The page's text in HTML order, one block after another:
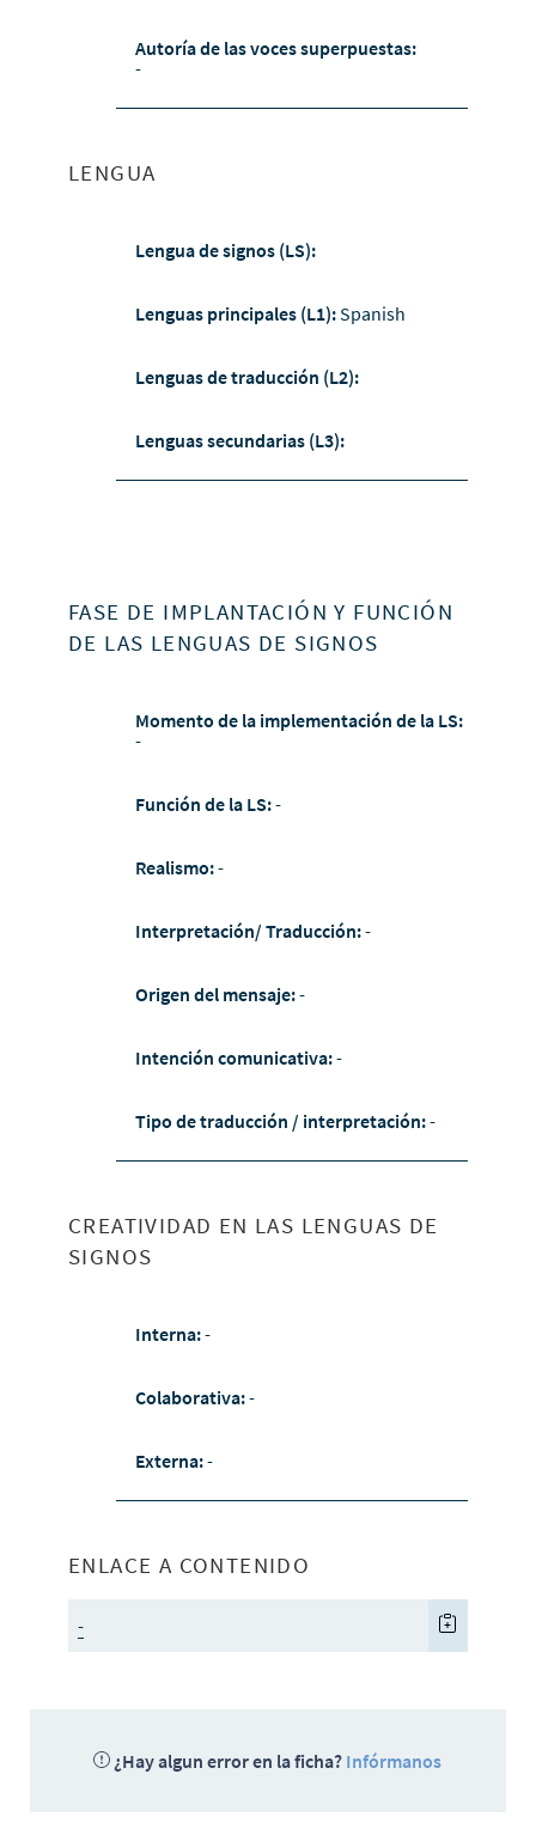
Autoría de las voces superpuestas:
-
LENGUA
Lengua de signos (LS):
Lenguas principales (L1):Spanish
Lenguas de traducción (L2):
Lenguas secundarias (L3):
FASE DE IMPLANTACIÓN Y FUNCIÓN
DE LAS LENGUAS DE SIGNOS
Momento de la implementación de la LS:
-
Función de la LS:-
Realismo:-
Interpretación/ Traducción:-
Origen del mensaje:-
Intención comunicativa:-
Tipo de traducción / interpretación:-
CREATIVIDAD EN LAS LENGUAS DE
SIGNOS
Interna:-
Colaborativa:-
Externa:-
ENLACE A CONTENIDO
-
¿Hay algun error en la ficha? Infórmanos